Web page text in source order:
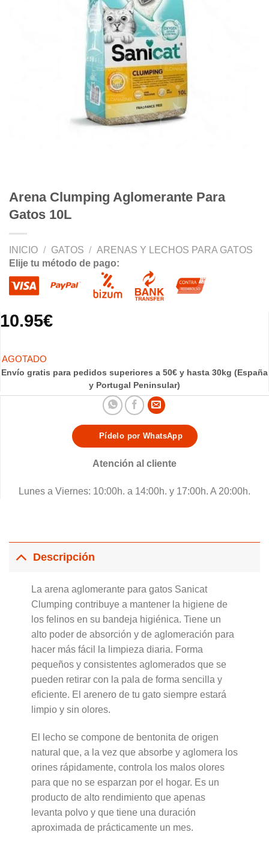
Arena Clumping Aglomerante Para
Gatos 10L
INICIO / GATOS / ARENAS Y LECHOS PARA GATOS
Elije tu método de pago:
10.95€
Envío gratis para pedidos superiores a 50€ y hasta 30kg (España
y Portugal Peninsular)
Pídelo por WhatsApp
Atención al cliente
Lunes a Viernes: 10:00h. a 14:00h. y 17:00h. A 20:00h.
Descripción
La arena aglomerante para gatos Sanicat
Clumping contribuye a mantener la higiene de
los felinos en su bandeja higiénica. Tiene un
alto poder de absorción y de aglomeración para
hacer más fácil la limpieza diaria. Forma
pequeños y consistentes aglomerados que se
pueden retirar con la pala de forma sencilla y
eficiente. El arenero de tu gato siempre estará
limpio y sin olores.
El lecho se compone de bentonita de origen
natural que, a la vez que absorbe y aglomera los
orines rápidamente, controla los malos olores
para que no se esparzan por el hogar. Es un
producto de alto rendimiento que apenas
levanta polvo y que tiene una duración
aproximada de prácticamente un mes.